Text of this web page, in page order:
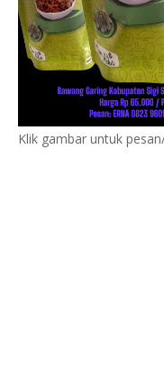
Klik gambar untuk